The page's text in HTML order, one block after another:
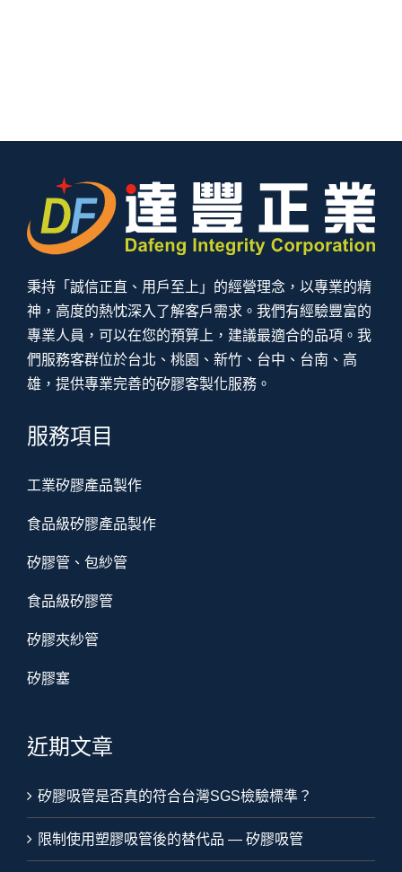
秉持「誠信正直、用戶至上」的經營理念，以專業的精
神，高度的熱忱深入了解客戶需求。我們有經驗豐富的
專業人員，可以在您的預算上，建議最適合的品項。我
們服務客群位於台北、桃園、新竹、台中、台南、高
雄，提供專業完善的矽膠客製化服務。
服務項目
工業矽膠產品製作
食品級矽膠產品製作
矽膠管、包紗管
食品級矽膠管
矽膠夾紗管
矽膠塞
近期文章
矽膠吸管是否真的符合台灣SGS檢驗標準？
限制使用塑膠吸管後的替代品 — 矽膠吸管